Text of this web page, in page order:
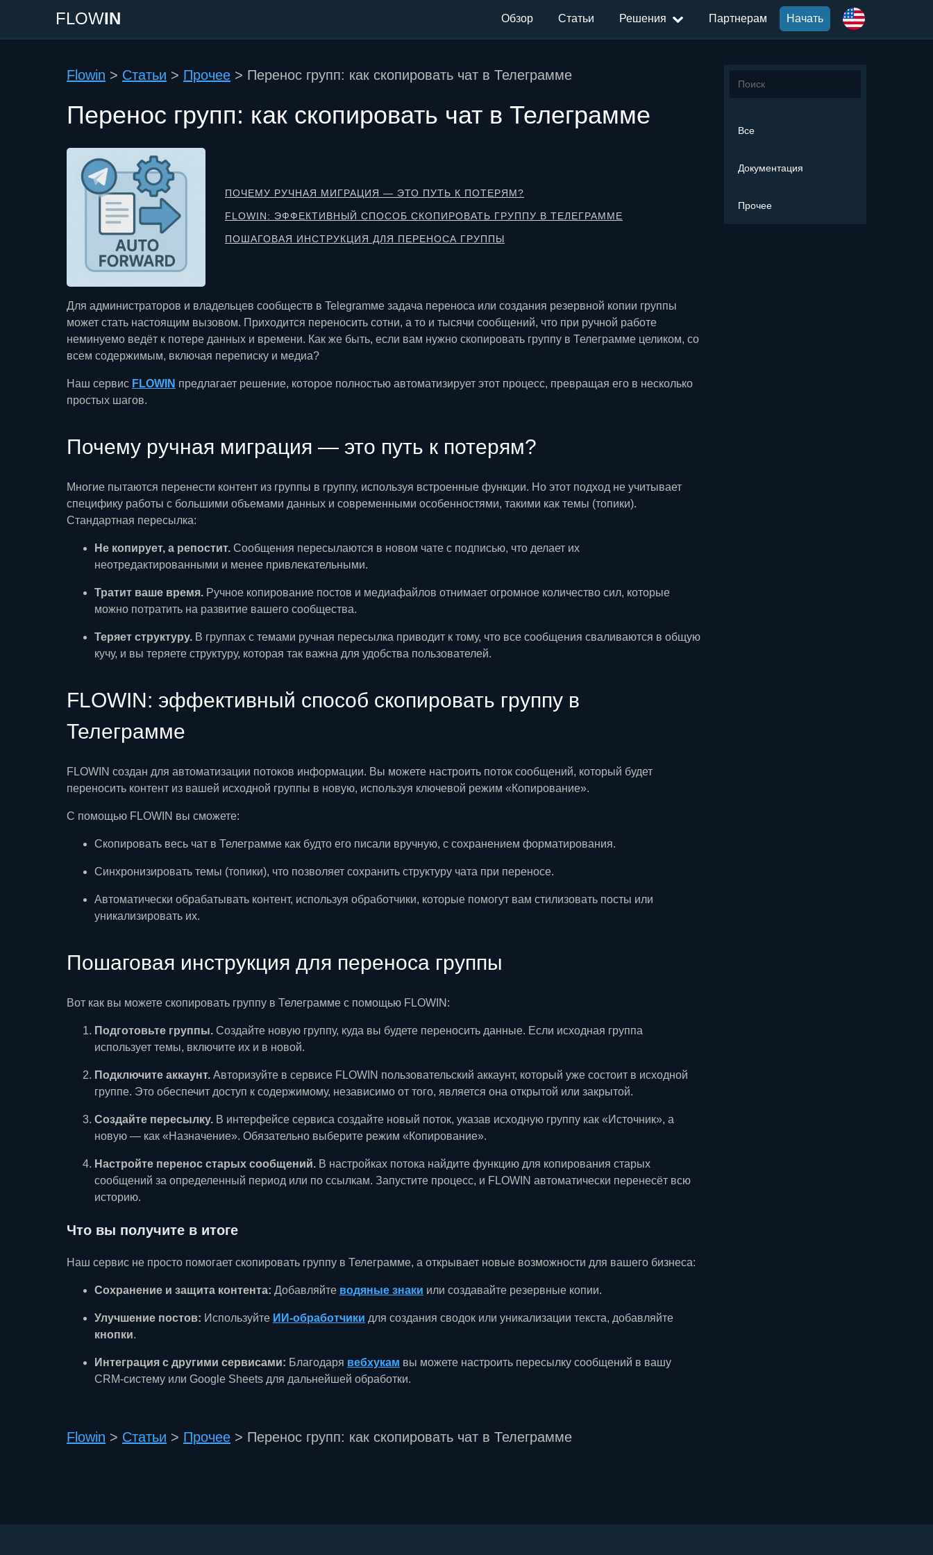
FLOWIN Обзор Статьи Решения Партнерам Начать
Flowin > Статьи > Прочее > Перенос групп: как скопировать чат в Телеграмме
Перенос групп: как скопировать чат в Телеграмме
ПОЧЕМУ РУЧНАЯ МИГРАЦИЯ — ЭТО ПУТЬ К ПОТЕРЯМ?
FLOWIN: ЭФФЕКТИВНЫЙ СПОСОБ СКОПИРОВАТЬ ГРУППУ В ТЕЛЕГРАММЕ
ПОШАГОВАЯ ИНСТРУКЦИЯ ДЛЯ ПЕРЕНОСА ГРУППЫ
Для администраторов и владельцев сообществ в Telegramме задача переноса или создания резервной копии группы
может стать настоящим вызовом. Приходится переносить сотни, а то и тысячи сообщений, что при ручной работе
неминуемо ведёт к потере данных и времени. Как же быть, если вам нужно скопировать группу в Телеграмме целиком, со
всем содержимым, включая переписку и медиа?
Наш сервис FLOWIN предлагает решение, которое полностью автоматизирует этот процесс, превращая его в несколько
простых шагов.
Почему ручная миграция — это путь к потерям?
Многие пытаются перенести контент из группы в группу, используя встроенные функции. Но этот подход не учитывает
специфику работы с большими объемами данных и современными особенностями, такими как темы (топики).
Стандартная пересылка:
Не копирует, а репостит. Сообщения пересылаются в новом чате с подписью, что делает их
неотредактированными и менее привлекательными.
Тратит ваше время. Ручное копирование постов и медиафайлов отнимает огромное количество сил, которые
можно потратить на развитие вашего сообщества.
Теряет структуру. В группах с темами ручная пересылка приводит к тому, что все сообщения сваливаются в общую
кучу, и вы теряете структуру, которая так важна для удобства пользователей.
FLOWIN: эффективный способ скопировать группу в
Телеграмме
FLOWIN создан для автоматизации потоков информации. Вы можете настроить поток сообщений, который будет
переносить контент из вашей исходной группы в новую, используя ключевой режим «Копирование».
С помощью FLOWIN вы сможете:
Скопировать весь чат в Телеграмме как будто его писали вручную, с сохранением форматирования.
Синхронизировать темы (топики), что позволяет сохранить структуру чата при переносе.
Автоматически обрабатывать контент, используя обработчики, которые помогут вам стилизовать посты или
уникализировать их.
Пошаговая инструкция для переноса группы
Вот как вы можете скопировать группу в Телеграмме с помощью FLOWIN:
Подготовьте группы. Создайте новую группу, куда вы будете переносить данные. Если исходная группа
использует темы, включите их и в новой.
Подключите аккаунт. Авторизуйте в сервисе FLOWIN пользовательский аккаунт, который уже состоит в исходной
группе. Это обеспечит доступ к содержимому, независимо от того, является она открытой или закрытой.
Создайте пересылку. В интерфейсе сервиса создайте новый поток, указав исходную группу как «Источник», а
новую — как «Назначение». Обязательно выберите режим «Копирование».
Настройте перенос старых сообщений. В настройках потока найдите функцию для копирования старых
сообщений за определенный период или по ссылкам. Запустите процесс, и FLOWIN автоматически перенесёт всю
историю.
Что вы получите в итоге
Наш сервис не просто помогает скопировать группу в Телеграмме, а открывает новые возможности для вашего бизнеса:
Сохранение и защита контента: Добавляйте водяные знаки или создавайте резервные копии.
Улучшение постов: Используйте ИИ-обработчики для создания сводок или уникализации текста, добавляйте
кнопки.
Интеграция с другими сервисами: Благодаря вебхукам вы можете настроить пересылку сообщений в вашу
CRM-систему или Google Sheets для дальнейшей обработки.
Flowin > Статьи > Прочее > Перенос групп: как скопировать чат в Телеграмме
Все
Документация
Прочее